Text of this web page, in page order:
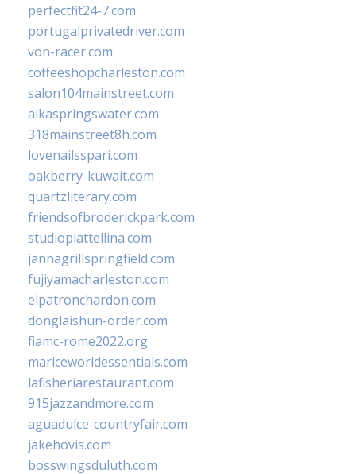
perfectfit24-7.com
portugalprivatedriver.com
von-racer.com
coffeeshopcharleston.com
salon104mainstreet.com
alkaspringswater.com
318mainstreet8h.com
lovenailsspari.com
oakberry-kuwait.com
quartzliterary.com
friendsofbroderickpark.com
studiopiattellina.com
jannagrillspringfield.com
fujiyamacharleston.com
elpatronchardon.com
donglaishun-order.com
fiamc-rome2022.org
mariceworldessentials.com
lafisheriarestaurant.com
915jazzandmore.com
aguadulce-countryfair.com
jakehovis.com
bosswingsduluth.com